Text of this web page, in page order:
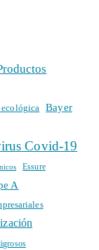
Bayer
Covid-19
Essure
A